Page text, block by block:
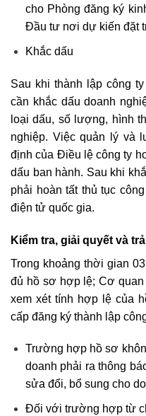
cho Phòng đăng ký
Đầu tư nơi dự kiến đặt
Khắc dấu
Sau khi thành lập công
cần khắc dấu doanh
loại dấu, số lượng, hình
nghiệp. Việc quản lý và
định của Điều lệ công ty
dấu ban hành. Sau khi
phải hoàn tất thủ tục
điện tử quốc gia.
Kiểm tra, giải quyết và
Trong khoảng thời gian
đủ hồ sơ hợp lệ; Cơ
xem xét tính hợp lệ của
cấp đăng ký thành lập
Trường hợp hồ sơ
doanh phải ra thông
sửa đổi, bổ sung cho
Đối với trường hợp từ